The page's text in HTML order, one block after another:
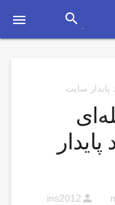
 search
مرحله‌ای
person
ins2012